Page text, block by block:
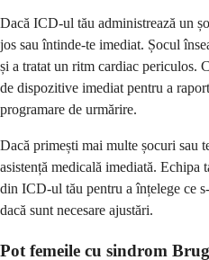
Dacă ICD-ul tău administrează un
jos sau întinde-te imediat. Șocul
și a tratat un ritm cardiac periculos.
de dispozitive imediat pentru a
programare de urmărire.
Dacă primești mai multe șocuri sau
asistență medicală imediată. Echipa
din ICD-ul tău pentru a înțelege ce
dacă sunt necesare ajustări.
Pot femeile cu sindrom